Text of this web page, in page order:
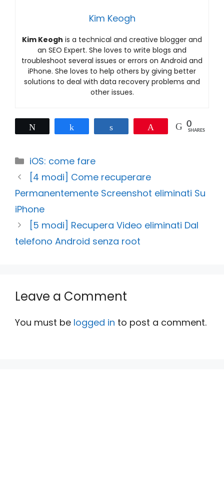
Kim Keogh
Kim Keogh is a technical and creative blogger and
an SEO Expert. She loves to write blogs and
troubleshoot several issues or errors on Android and
iPhone. She loves to help others by giving better
solutions to deal with data recovery problems and
other issues.
0
SHARES
Categories
iOS: come fare
[4 modi] Come recuperare
Permanentemente Screenshot eliminati Su
iPhone
[5 modi] Recupera Video eliminati Dal
telefono Android senza root
Leave a Comment
You must be logged in to post a comment.